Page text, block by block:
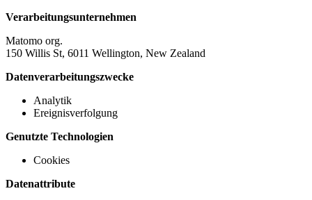
Verarbeitungsunternehmen
Matomo org.
150 Willis St, 6011 Wellington, New Zealand
Datenverarbeitungszwecke
Analytik
Ereignisverfolgung
Genutzte Technologien
Cookies
Datenattribute